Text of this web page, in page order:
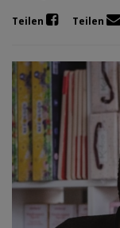
Teilen Teilen